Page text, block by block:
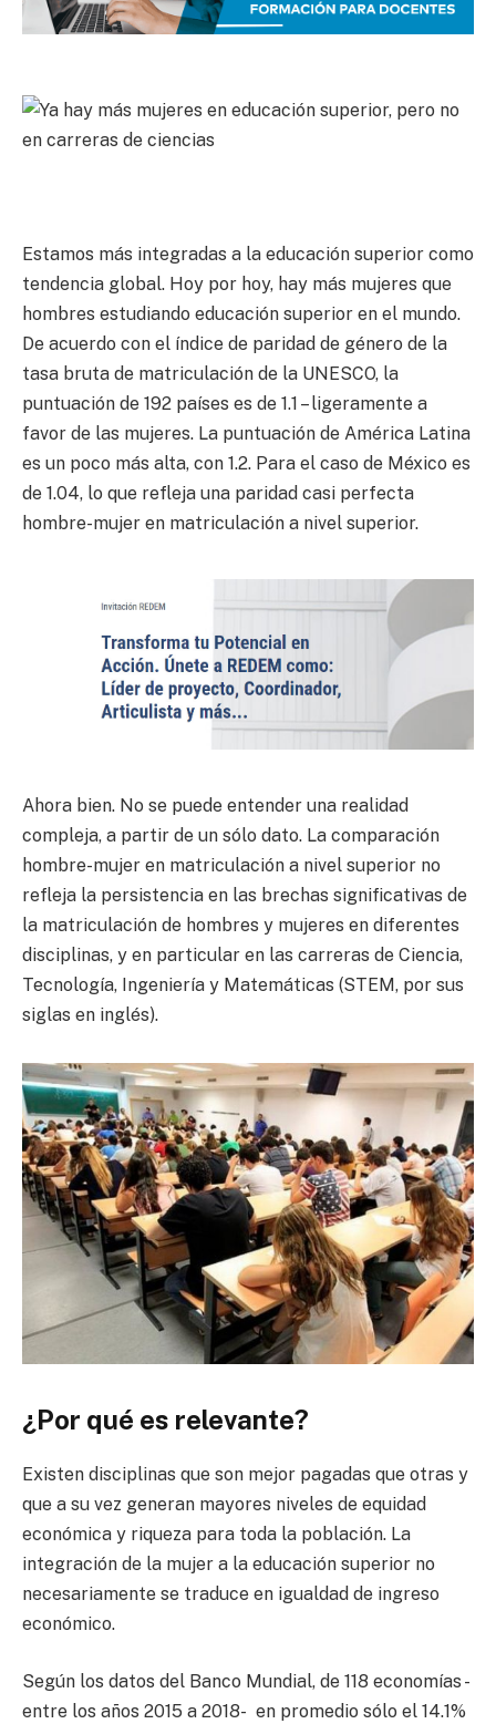
Estamos más integradas a la educación superior como
tendencia global. Hoy por hoy, hay más mujeres que
hombres estudiando educación superior en el mundo.
De acuerdo con el índice de paridad de género de la
tasa bruta de matriculación de la UNESCO, la
puntuación de 192 países es de 1.1 – ligeramente a
favor de las mujeres. La puntuación de América Latina
es un poco más alta, con 1.2. Para el caso de México es
de 1.04, lo que refleja una paridad casi perfecta
hombre-mujer en matriculación a nivel superior.
Ahora bien. No se puede entender una realidad
compleja, a partir de un sólo dato. La comparación
hombre-mujer en matriculación a nivel superior no
refleja la persistencia en las brechas significativas de
la matriculación de hombres y mujeres en diferentes
disciplinas, y en particular en las carreras de Ciencia,
Tecnología, Ingeniería y Matemáticas (STEM, por sus
siglas en inglés).
¿Por qué es relevante?
Existen disciplinas que son mejor pagadas que otras y
que a su vez generan mayores niveles de equidad
económica y riqueza para toda la población. La
integración de la mujer a la educación superior no
necesariamente se traduce en igualdad de ingreso
económico.
Según los datos del Banco Mundial, de 118 economías -
entre los años 2015 a 2018- en promedio sólo el 14.1%